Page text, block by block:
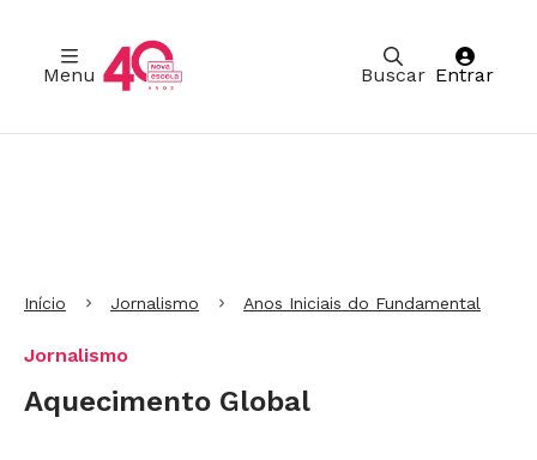
Buscar
Menu Entrar
Início Jornalismo Anos Iniciais do Fundamental
Jornalismo
Aquecimento Global